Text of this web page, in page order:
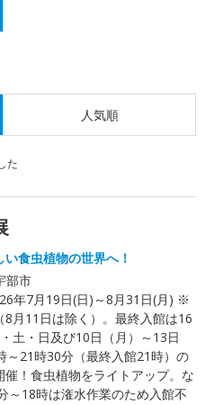
人気順
た
食虫植物の世界へ！
部市
年7月19日(日)～8月31日(月) ※
8月11日は除く）。最終入館は16
土・日及び10日（月）～13日
～21時30分（最終入館21時）の
催！食虫植物をライトアップ。な
～18時は潅水作業のため入館不